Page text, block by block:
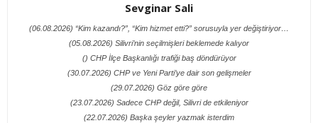
Sevginar Sali
(06.08.2026) “Kim kazandı?”, “Kim hizmet etti?” sorusuyla yer değiştiriyor…
(05.08.2026) Silivri’nin seçilmişleri beklemede kalıyor
() CHP İlçe Başkanlığı trafiği baş döndürüyor
(30.07.2026) CHP ve Yeni Parti’ye dair son gelişmeler
(29.07.2026) Göz göre göre
(23.07.2026) Sadece CHP değil, Silivri de etkileniyor
(22.07.2026) Başka şeyler yazmak isterdim